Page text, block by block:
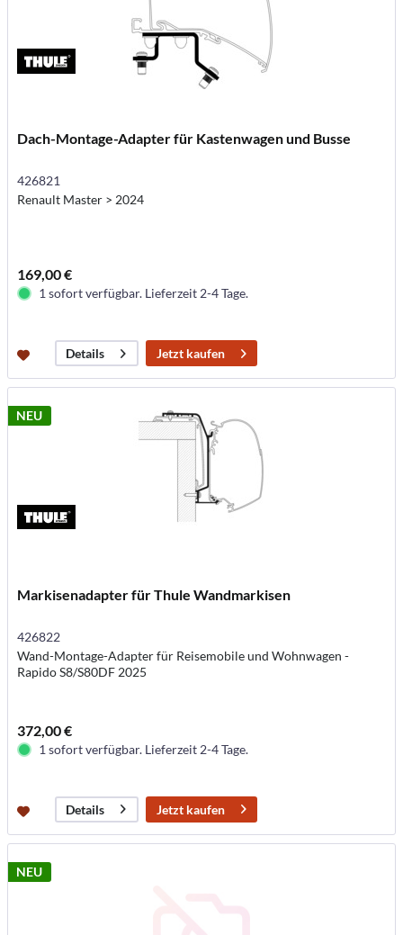
Dach-Montage-Adapter für Kastenwagen und Busse
426821
Renault Master > 2024
169,00 €
1 sofort verfügbar. Lieferzeit 2-4 Tage.
Details Jetzt kaufen
NEU
Markisenadapter für Thule Wandmarkisen
426822
Wand-Montage-Adapter für Reisemobile und Wohnwagen -
Rapido S8/S80DF 2025
372,00 €
1 sofort verfügbar. Lieferzeit 2-4 Tage.
Details Jetzt kaufen
NEU